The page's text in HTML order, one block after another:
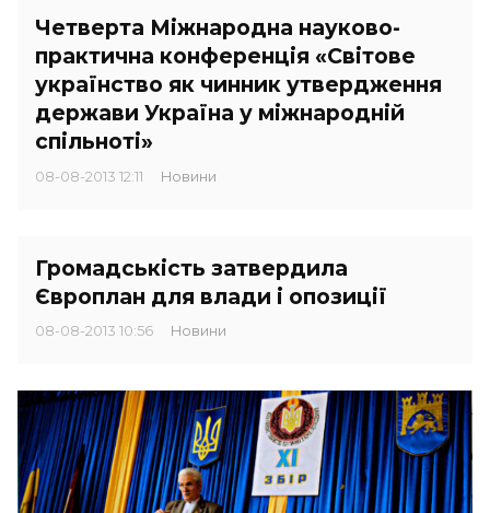
Четверта Міжнародна науково-
практична конференція «Світове
українство як чинник утвердження
держави Україна у міжнародній
спільноті»
08-08-2013 12:11 Новини
Громадськість затвердила
Європлан для влади і опозиції
08-08-2013 10:56 Новини